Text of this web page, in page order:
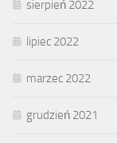
sierpień 2022
lipiec 2022
marzec 2022
grudzień 2021